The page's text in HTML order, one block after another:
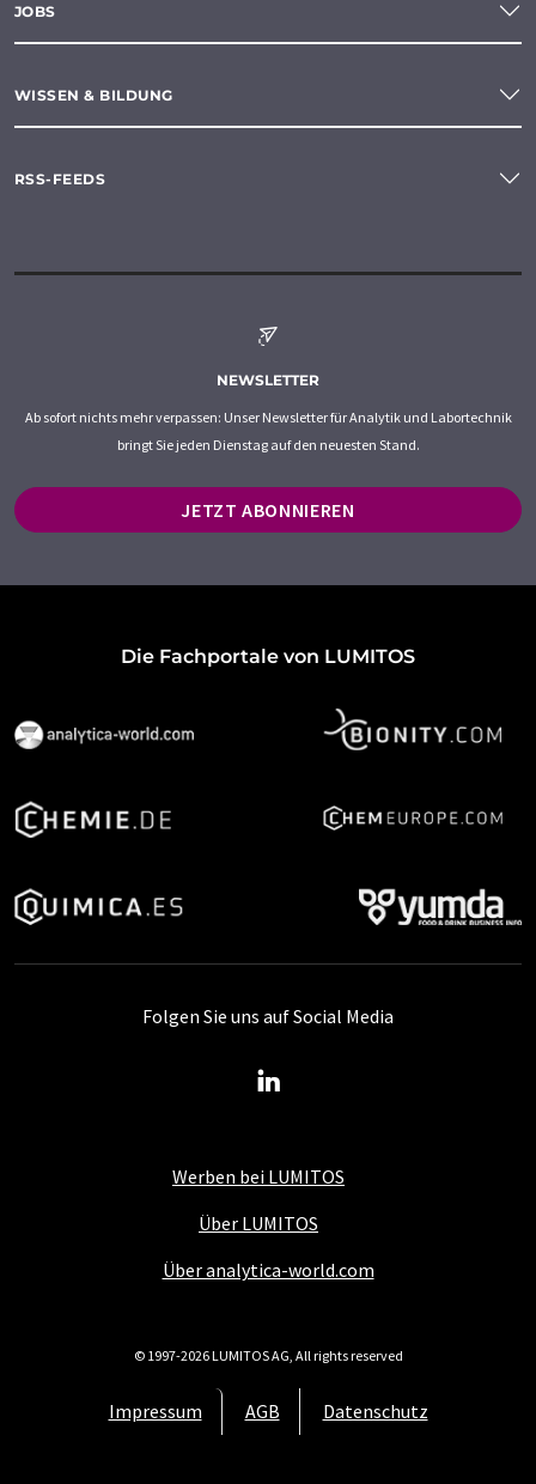
JOBS
WISSEN & BILDUNG
RSS-FEEDS
NEWSLETTER
Ab sofort nichts mehr verpassen: Unser Newsletter für Analytik und Labortechnik
bringt Sie jeden Dienstag auf den neuesten Stand.
JETZT ABONNIEREN
Die Fachportale von LUMITOS
Werben bei LUMITOS
Über LUMITOS
Über analytica-world.com
Impressum AGB Datenschutz
Folgen Sie uns auf Social Media
© 1997-2026 LUMITOS AG, All rights reserved